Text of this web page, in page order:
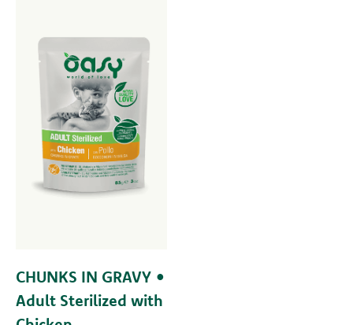
CHUNKS IN GRAVY •
Adult Sterilized with